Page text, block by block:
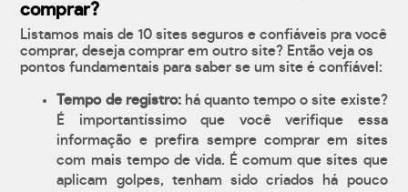
comprar?
Listamos mais de 10 sites seguros e confiáveis pra você
comprar, deseja comprar em outro site? Então veja os
pontos fundamentais para saber se um site é confiável:
Tempo de registro:há quanto tempo o site existe?
É importantíssimo que você verifique essa
informação e prefira sempre comprar em sites
com mais tempo de vida. É comum que sites que
aplicam golpes, tenham sido criados há pouco